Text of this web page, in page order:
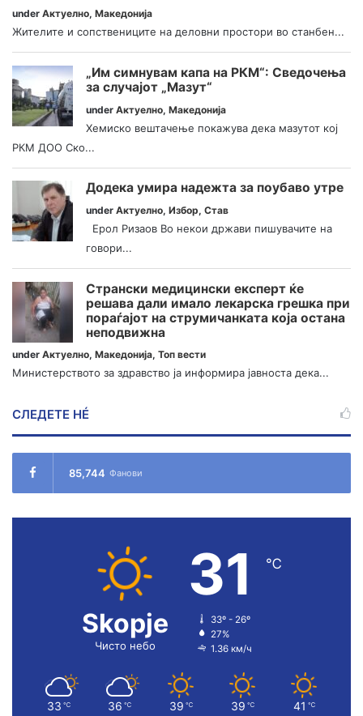
under Актуелно, Македонија
Жителите и сопствениците на деловни простори во станбен...
„Им симнувам капа на РКМ“: Сведочења
за случајот „Мазут“
under Актуелно, Македонија
Хемиско вештачење покажува дека мазутот кој
РКМ ДОО Ско...
Додека умира надежта за поубаво утре
under Актуелно, Избор, Став
Ерол Ризаов Во некои држави пишувачите на
говори...
Странски медицински експерт ќе
решава дали имало лекарска грешка при
пораѓајот на струмичанката која остана
неподвижна
under Актуелно, Македонија, Топ вести
Министерството за здравство ја информира јавноста дека...
СЛЕДЕТЕ НÉ
85,744 Фанови
Skopje
Чисто небо
31 ℃
33º - 26º
27%
1.36 км/ч
33 ℃ 36 ℃ 39 ℃ 39 ℃ 41 ℃